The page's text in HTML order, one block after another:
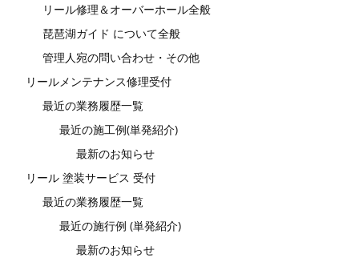
リール修理＆オーバーホール全般
琵琶湖ガイド について全般
管理人宛の問い合わせ・その他
リールメンテナンス修理受付
最近の業務履歴一覧
最近の施工例(単発紹介)
最新のお知らせ
リール 塗装サービス 受付
最近の業務履歴一覧
最近の施行例 (単発紹介)
最新のお知らせ